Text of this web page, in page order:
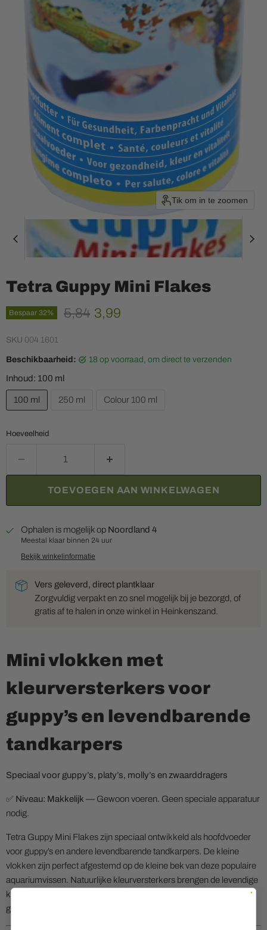
Tik om in te zoomen
Tetra Guppy Mini Flakes
Bespaar 32% Oorspronkelijke prijs
5,84 Huidige prijs
3,99
SKU 004 1601
Beschikbaarheid: 18 op voorraad, om direct te verzenden
Inhoud: 100 ml
100 ml 250 ml Colour 100 ml
Hoeveelheid
TOEVOEGEN AAN WINKELWAGEN
Ophalen is mogelijk op Noordland 4
Meestal klaar binnen 24 uur
Bekijk winkelinformatie
Vers geleverd, direct plantklaar
Zorgvuldig verpakt en zo snel mogelijk bij je bezorgd, of
gratis af te halen in onze winkel in Heinkenszand.
Mini vlokken met
kleurversterkers voor
guppy’s en levendbarende
tandkarpers
Speciaal voor guppy’s, platy’s, molly’s en zwaarddragers
✅ Niveau: Makkelijk — Gewoon voeren. Geen speciale apparatuur
nodig.
Tetra Guppy Mini Flakes zijn speciaal ontwikkeld als hoofdvoeder
voor guppy’s en andere levendbarende tandkarpers. De kleine
vlokken zijn perfect afgestemd op de kleine bek van deze populaire
aquariumvissen. Natuurlijke kleurversterkers brengen de levendige
kleuren tot volle ontplooiing. De BioActive-formule bevordert een
gezond immuunsysteem.